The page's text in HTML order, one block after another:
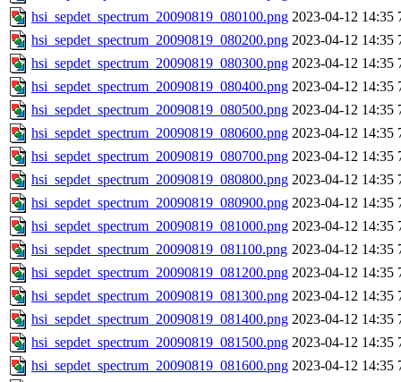
hsi_sepdet_spectrum_20090819_080100.png 2023-04-12 14:35
hsi_sepdet_spectrum_20090819_080200.png 2023-04-12 14:35
hsi_sepdet_spectrum_20090819_080300.png 2023-04-12 14:35
hsi_sepdet_spectrum_20090819_080400.png 2023-04-12 14:35
hsi_sepdet_spectrum_20090819_080500.png 2023-04-12 14:35
hsi_sepdet_spectrum_20090819_080600.png 2023-04-12 14:35
hsi_sepdet_spectrum_20090819_080700.png 2023-04-12 14:35
hsi_sepdet_spectrum_20090819_080800.png 2023-04-12 14:35
hsi_sepdet_spectrum_20090819_080900.png 2023-04-12 14:35
hsi_sepdet_spectrum_20090819_081000.png 2023-04-12 14:35
hsi_sepdet_spectrum_20090819_081100.png 2023-04-12 14:35
hsi_sepdet_spectrum_20090819_081200.png 2023-04-12 14:35
hsi_sepdet_spectrum_20090819_081300.png 2023-04-12 14:35
hsi_sepdet_spectrum_20090819_081400.png 2023-04-12 14:35
hsi_sepdet_spectrum_20090819_081500.png 2023-04-12 14:35
hsi_sepdet_spectrum_20090819_081600.png 2023-04-12 14:35